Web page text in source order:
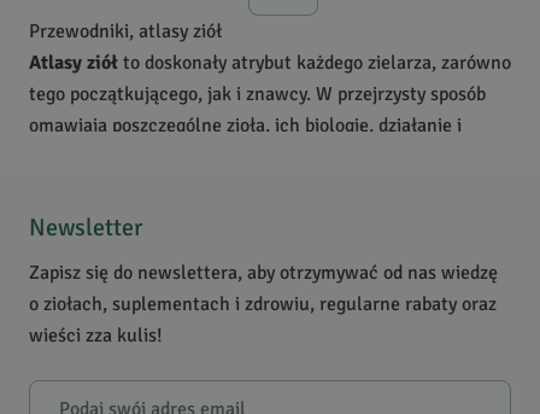
Przewodniki, atlasy ziół
Atlasy ziół to doskonały atrybut każdego zielarza, zarówno
tego początkującego, jak i znawcy. W przejrzysty sposób
omawiają poszczególne zioła, ich biologię, działanie i
je zbierać i przetwarzać w celach leczniczych, a także
Newsletter
Zapisz się do newslettera, aby otrzymywać od nas wiedzę
o ziołach, suplementach i zdrowiu, regularne rabaty oraz
wieści zza kulis!